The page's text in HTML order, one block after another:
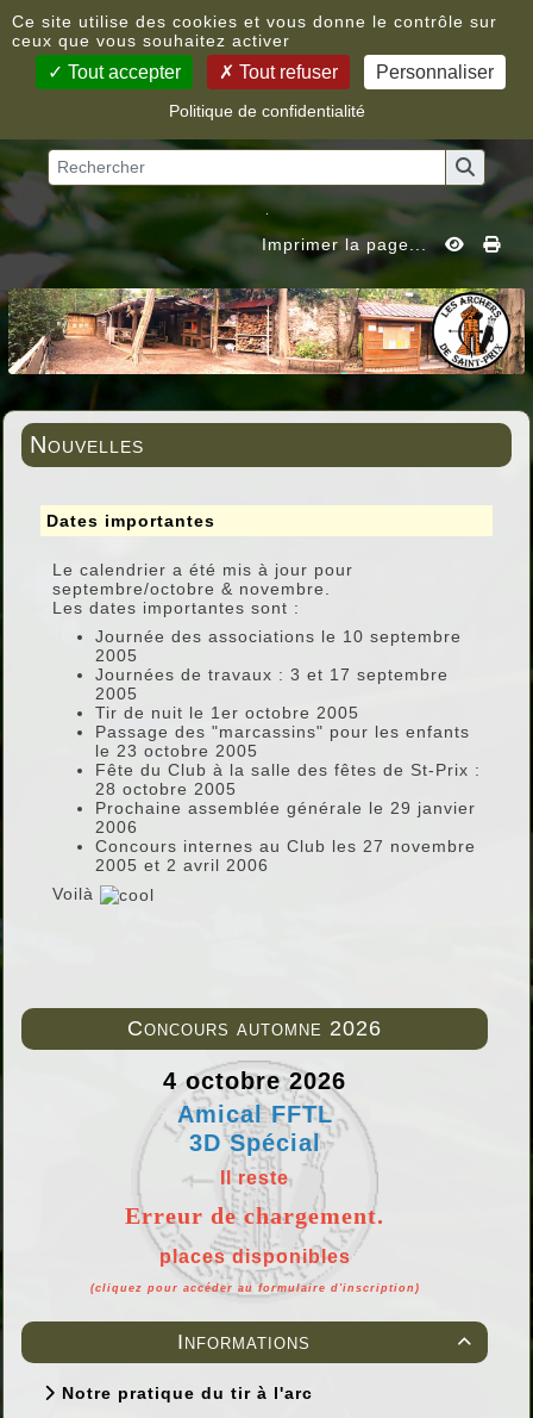
Accueil
Imprimer la page...
Concours automne 2026
4 octobre 2026
Amical FFTL
3D Spécial
Il reste
Erreur de chargement.
places disponibles
(cliquez pour accéder au formulaire d'inscription)

Informations
Notre pratique du tir à l'arc
Nouvelles
Dates importantes
Le calendrier a été mis à jour pour
septembre/octobre & novembre.
Les dates importantes sont :
Journée des associations le 10 septembre
2005
Journées de travaux : 3 et 17 septembre
2005
Tir de nuit le 1er octobre 2005
Passage des "marcassins" pour les enfants
le 23 octobre 2005
Fête du Club à la salle des fêtes de St-Prix :
28 octobre 2005
Prochaine assemblée générale le 29 janvier
2006
Concours internes au Club les 27 novembre
2005 et 2 avril 2006
Voilà
Ce site utilise des cookies et vous donne le contrôle sur
ceux que vous souhaitez activer
Tout accepter Tout refuser Personnaliser
Politique de confidentialité